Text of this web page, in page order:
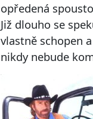
opředená
Již dlouho se
vlastně schopen
nikdy nebude